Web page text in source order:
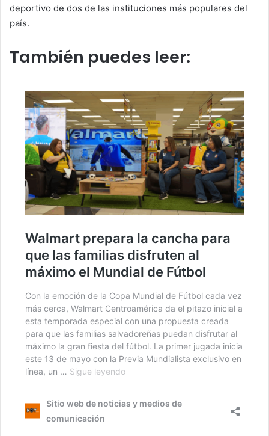
deportivo de dos de las instituciones más populares del
país.
También puedes leer: